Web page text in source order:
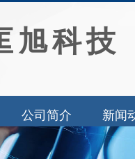
旭科技
公司简介 新闻